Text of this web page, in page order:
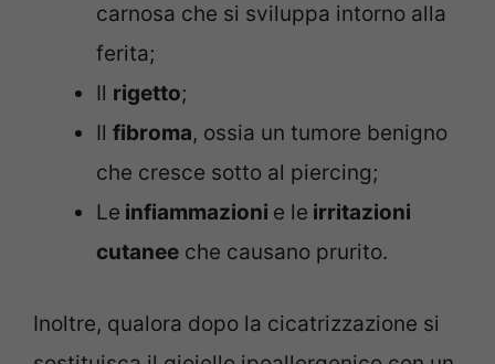
carnosa che si sviluppa intorno alla
ferita;
Il rigetto;
Il fibroma, ossia un tumore benigno
che cresce sotto al piercing;
Le infiammazioni e le irritazioni
cutanee che causano prurito.
Inoltre, qualora dopo la cicatrizzazione si